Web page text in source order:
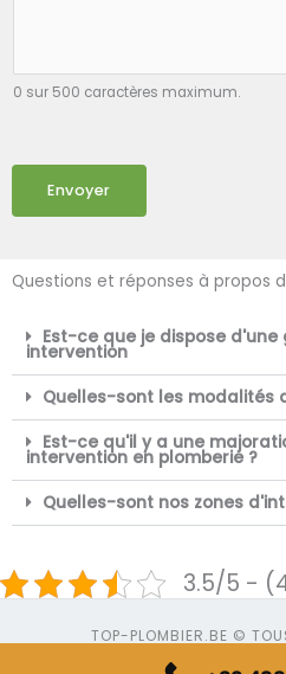
0 sur 500 caractères maximum.
Envoyer
Questions et réponses à propos
Est-ce que je dispose
intervention
Quelles-sont les modalités
Est-ce qu'il y a une
intervention en plomberie ?
Quelles-sont nos zones
3.5/5 -
TOP-PLOMBIER.BE ©